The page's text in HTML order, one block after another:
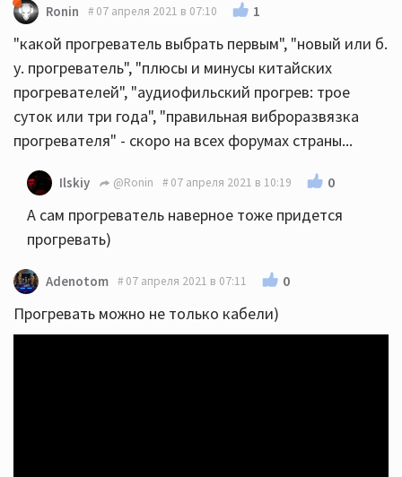
Ronin 07 апреля 2021 в 07:10 1
"какой прогреватель выбрать первым", "новый или б.
у. прогреватель", "плюсы и минусы китайских
прогревателей", "аудиофильский прогрев: трое
суток или три года", "правильная виброразвязка
прогревателя" - скоро на всех форумах страны...
Ilskiy @Ronin 07 апреля 2021 в 10:19 0
А сам прогреватель наверное тоже придется
прогревать)
Adenotom 07 апреля 2021 в 07:11 0
Прогревать можно не только кабели)